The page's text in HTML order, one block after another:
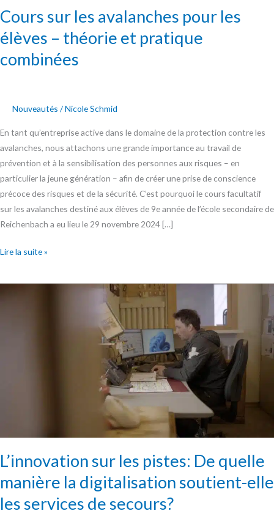
Cours sur les avalanches pour les
élèves – théorie et pratique
combinées
Nouveautés /Nicole Schmid
En tant qu’entreprise active dans le domaine de la protection contre les
avalanches, nous attachons une grande importance au travail de
prévention et à la sensibilisation des personnes aux risques – en
particulier la jeune génération – afin de créer une prise de conscience
précoce des risques et de la sécurité. C’est pourquoi le cours facultatif
sur les avalanches destiné aux élèves de 9e année de l’école secondaire de
Reichenbach a eu lieu le 29 novembre 2024 […]
Lire la suite »
L’innovation sur les pistes: De quelle
manière la digitalisation soutient-elle
les services de secours?
les
de
secours?